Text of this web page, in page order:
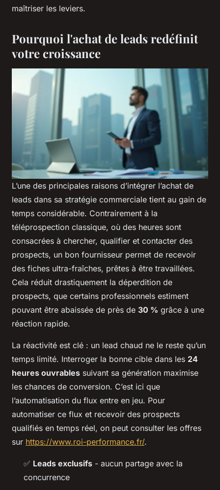
maîtriser les leviers.
Pourquoi l'achat de leads redéfinit
votre croissance
L’une des principales raisons d’intégrer l’achat de
leads dans sa stratégie commerciale tient au gain de
temps considérable. Contrairement à la
téléprospection classique, où des heures sont
consacrées à chercher, qualifier et contacter des
prospects, un bon fournisseur permet de recevoir
des fiches ultra-fraîches, prêtes à être travaillées.
Cela réduit drastiquement la déperdition de
prospects, que certains professionnels estiment
pouvant être abaissée de près de 30 % grâce à une
réaction rapide.
La réactivité est clé : un lead chaud ne le reste qu’un
temps limité. Interroger la bonne cible dans les 24
heures ouvrables suivant sa génération maximise
les chances de conversion. C’est ici que
l’automatisation du flux entre en jeu. Pour
automatiser ce flux et recevoir des prospects
qualifiés en temps réel, on peut consulter les offres
sur https://www.roi-performance.fr/.
✅ Leads exclusifs - aucun partage avec la
concurrence